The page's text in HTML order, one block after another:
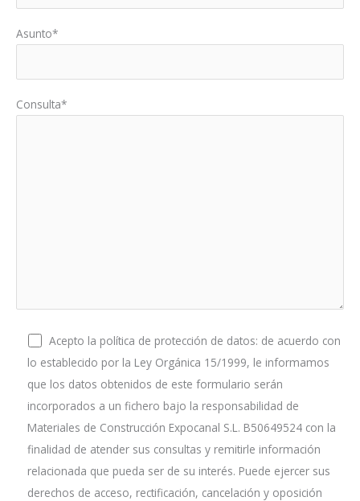
Asunto*
Consulta*
Acepto la política de protección de datos: de acuerdo con
lo establecido por la Ley Orgánica 15/1999, le informamos
que los datos obtenidos de este formulario serán
incorporados a un fichero bajo la responsabilidad de
Materiales de Construcción Expocanal S.L. B50649524 con la
finalidad de atender sus consultas y remitirle información
relacionada que pueda ser de su interés. Puede ejercer sus
derechos de acceso, rectificación, cancelación y oposición